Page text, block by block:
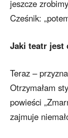
jeszcze
Cześnik:
Jaki teatr jest
Teraz –
Otrzymałam
powieści
zajmuje